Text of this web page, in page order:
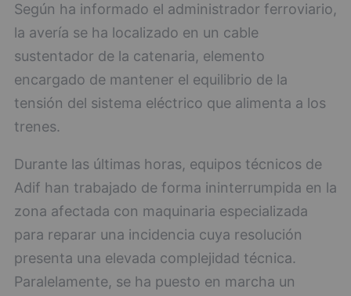
Según ha informado el administrador ferroviario,
la avería se ha localizado en un cable
sustentador de la catenaria, elemento
encargado de mantener el equilibrio de la
tensión del sistema eléctrico que alimenta a los
trenes.
Durante las últimas horas, equipos técnicos de
Adif han trabajado de forma ininterrumpida en la
zona afectada con maquinaria especializada
para reparar una incidencia cuya resolución
presenta una elevada complejidad técnica.
Paralelamente, se ha puesto en marcha un